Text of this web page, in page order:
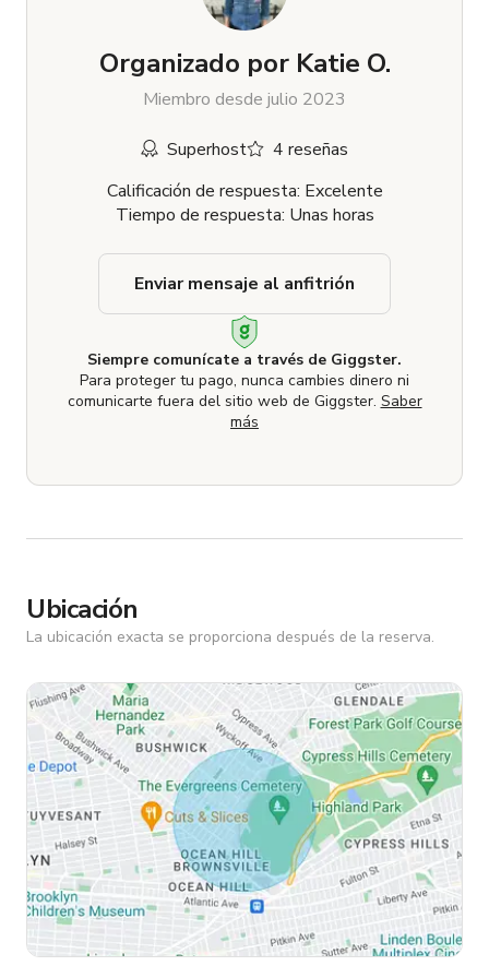
Organizado por Katie O.
Miembro desde julio 2023
Superhost
4 reseñas
Calificación de respuesta: Excelente
Tiempo de respuesta: Unas horas
Siempre comunícate a través de Giggster.
Para proteger tu pago, nunca cambies dinero ni
comunicarte fuera del sitio web de Giggster. Saber
más
Enviar mensaje al anfitrión
Ubicación
La ubicación exacta se proporciona después de la reserva.